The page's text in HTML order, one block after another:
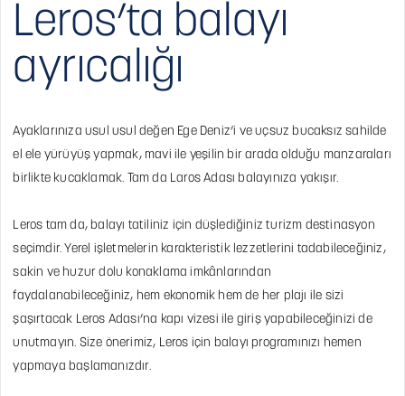
Leros’ta balayı
ayrıcalığı
Ayaklarınıza usul usul değen Ege Deniz’i ve uçsuz bucaksız sahilde
el ele yürüyüş yapmak, mavi ile yeşilin bir arada olduğu manzaraları
birlikte kucaklamak. Tam da Laros Adası balayınıza yakışır.
Leros tam da, balayı tatiliniz için düşlediğiniz turizm destinasyon
seçimdir. Yerel işletmelerin karakteristik lezzetlerini tadabileceğiniz,
sakin ve huzur dolu konaklama imkânlarından
faydalanabileceğiniz, hem ekonomik hem de her plajı ile sizi
şaşırtacak Leros Adası’na kapı vizesi ile giriş yapabileceğinizi de
unutmayın. Size önerimiz, Leros için balayı programınızı hemen
yapmaya başlamanızdır.